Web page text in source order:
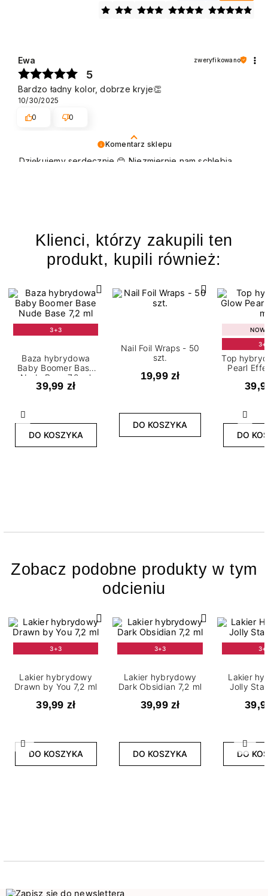
Komentarz sklepu
Dziękujemy serdecznie 😊 Niezmiernie nam schlebia
Ewa zweryfikowano
5
Bardzo ładny kolor, dobrze kryje👏
10/30/2025
0
0
Klienci, którzy zakupili ten
produkt, kupili również:
Poprzedni
3+3
Baza hybrydowa
Baby Boomer Base
Nude Base 7,2 ml
39,99 zł
DO KOSZYKA
Nail Foil Wraps - 50
szt.
19,99 zł
DO KOSZYKA
Top
Pearl
DO
Zobacz podobne produkty w tym
odcieniu
Poprzedni
3+3
Lakier hybrydowy
Drawn by You 7,2 ml
39,99 zł
DO KOSZYKA
3+3
Lakier hybrydowy
Dark Obsidian 7,2 ml
39,99 zł
DO KOSZYKA
Lakier
Jolly
DO